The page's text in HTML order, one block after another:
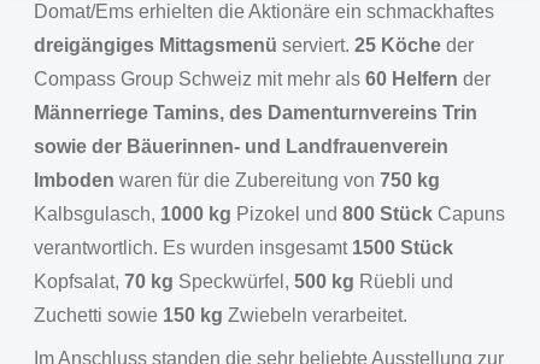
Domat/Ems erhielten die Aktionäre ein schmackhaftes
dreigängiges Mittagsmenü serviert. 25 Köche der
Compass Group Schweiz mit mehr als 60 Helfern der
Männerriege Tamins, des Damenturnvereins Trin
sowie der Bäuerinnen- und Landfrauenverein
Imboden waren für die Zubereitung von 750 kg
Kalbsgulasch, 1000 kg Pizokel und 800 Stück Capuns
verantwortlich. Es wurden insgesamt 1500 Stück
Kopfsalat, 70 kg Speckwürfel, 500 kg Rüebli und
Zuchetti sowie 150 kg Zwiebeln verarbeitet.
Im Anschluss standen die sehr beliebte Ausstellung zur